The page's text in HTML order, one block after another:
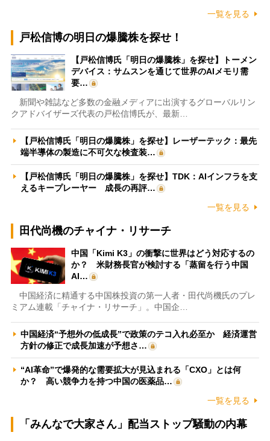
一覧を見る
戸松信博の明日の爆騰株を探せ！
【戸松信博氏「明日の爆騰株」を探せ】トーメン
デバイス：サムスンを通じて世界のAIメモリ需
要…
新聞や雑誌など多数の金融メディアに出演するグローバルリン
クアドバイザーズ代表の戸松信博氏が、最新…
【戸松信博氏「明日の爆騰株」を探せ】レーザーテック：最先
端半導体の製造に不可欠な検査装…
【戸松信博氏「明日の爆騰株」を探せ】TDK：AIインフラを支
えるキープレーヤー 成長の再評…
一覧を見る
田代尚機のチャイナ・リサーチ
中国「Kimi K3」の衝撃に世界はどう対応するの
か？ 米財務長官が検討する「蒸留を行う中国
AI…
中国経済に精通する中国株投資の第一人者・田代尚機氏のプレ
ミアム連載「チャイナ・リサーチ」。中国企…
中国経済“予想外の低成長”で政策のテコ入れ必至か 経済運営
方針の修正で成長加速が予想さ…
“AI革命”で爆発的な需要拡大が見込まれる「CXO」とは何
か？ 高い競争力を持つ中国の医薬品…
一覧を見る
「みんなで大家さん」配当ストップ騒動の内幕